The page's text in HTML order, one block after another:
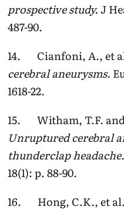
prospective study.J
487-90.
14. Cianfoni, A., et
cerebral aneurysms.
1618-22.
15. Witham, T.F.
Unruptured cerebral
thunderclap headache.
18(1): p. 88-90.
16. Hong, C.K., et